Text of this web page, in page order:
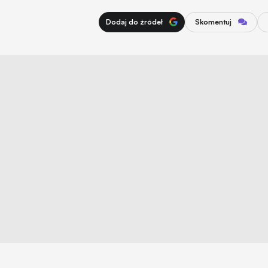
Dodaj do źródeł Skomentuj